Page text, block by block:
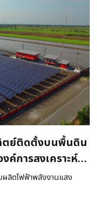
ตย์ติดตั้งบนพื้นดิน
ค์การสงเคราะห์
การพลังงาน )
ผลิตไฟฟ้าพลังงานแสง